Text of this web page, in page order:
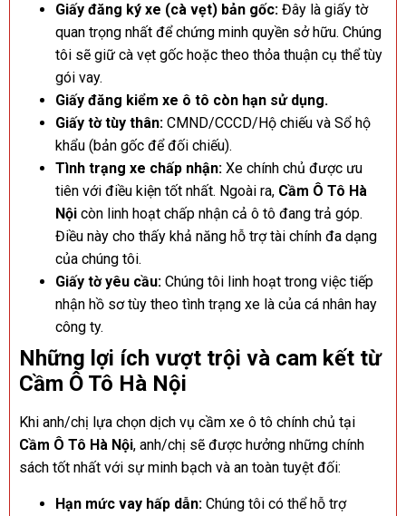
Giấy đăng ký xe (cà vẹt) bản gốc: Đây là giấy tờ
quan trọng nhất để chứng minh quyền sở hữu. Chúng
tôi sẽ giữ cà vẹt gốc hoặc theo thỏa thuận cụ thể tùy
gói vay.
Giấy đăng kiểm xe ô tô còn hạn sử dụng.
Giấy tờ tùy thân: CMND/CCCD/Hộ chiếu và Sổ hộ
khẩu (bản gốc để đối chiếu).
Tình trạng xe chấp nhận: Xe chính chủ được ưu
tiên với điều kiện tốt nhất. Ngoài ra, Cầm Ô Tô Hà
Nội còn linh hoạt chấp nhận cả ô tô đang trả góp.
Điều này cho thấy khả năng hỗ trợ tài chính đa dạng
của chúng tôi.
Giấy tờ yêu cầu: Chúng tôi linh hoạt trong việc tiếp
nhận hồ sơ tùy theo tình trạng xe là của cá nhân hay
công ty.
Những lợi ích vượt trội và cam kết từ
Cầm Ô Tô Hà Nội
Khi anh/chị lựa chọn dịch vụ cầm xe ô tô chính chủ tại
Cầm Ô Tô Hà Nội, anh/chị sẽ được hưởng những chính
sách tốt nhất với sự minh bạch và an toàn tuyệt đối:
Hạn mức vay hấp dẫn: Chúng tôi có thể hỗ trợ